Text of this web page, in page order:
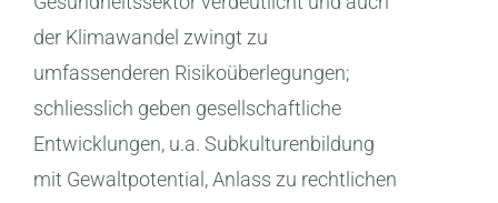
der Klimawandel zwingt zu
umfassenderen Risikoüberlegungen;
schliesslich geben gesellschaftliche
Entwicklungen, u.a. Subkulturenbildung
mit Gewaltpotential, Anlass zu rechtlichen